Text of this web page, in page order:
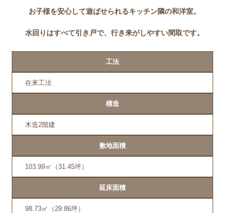
お子様を安心して遊ばせられるキッチン隣の和洋室。
水回りはすべて引き戸で、行き来がしやすい間取です。
工法
在来工法
構造
木造2階建
敷地面積
103.99㎡（31.45坪）
延床面積
98.73㎡（29.86坪）